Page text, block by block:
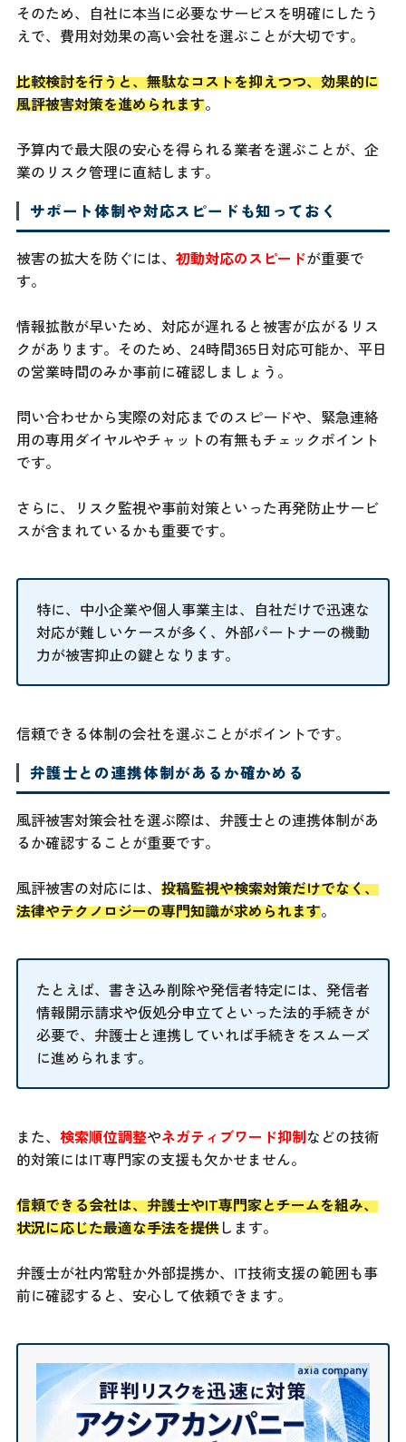
そのため、自社に本当に必要なサービスを明確にしたう
えで、費用対効果の高い会社を選ぶことが大切です。
比較検討を行うと、無駄なコストを抑えつつ、効果的に
風評被害対策を進められます。
予算内で最大限の安心を得られる業者を選ぶことが、企
業のリスク管理に直結します。
サポート体制や対応スピードも知っておく
被害の拡大を防ぐには、 初動対応のスピードが重要で
す。
情報拡散が早いため、対応が遅れると被害が広がるリス
クがあります。そのため、24時間365日対応可能か、平日
の営業時間のみか事前に確認しましょう。
問い合わせから実際の対応までのスピードや、緊急連絡
用の専用ダイヤルやチャットの有無もチェックポイント
です。
さらに、リスク監視や事前対策といった再発防止サービ
スが含まれているかも重要です。
特に、中小企業や個人事業主は、自社だけで迅速な
対応が難しいケースが多く、外部パートナーの機動
力が被害抑止の鍵となります。
信頼できる体制の会社を選ぶことがポイントです。
弁護士との連携体制があるか確かめる
風評被害対策会社を選ぶ際は、弁護士との連携体制があ
るか確認することが重要です。
風評被害の対応には、 投稿監視や検索対策だけでなく、
法律やテクノロジーの専門知識が求められます。
たとえば、書き込み削除や発信者特定には、発信者
情報開示請求や仮処分申立てといった法的手続きが
必要で、弁護士と連携していれば手続きをスムーズ
に進められます。
また、 検索順位調整やネガティブワード抑制などの技術
的対策にはIT専門家の支援も欠かせません。
信頼できる会社は、弁護士やIT専門家とチームを組み、
状況に応じた最適な手法を提供します。
弁護士が社内常駐か外部提携か、IT技術支援の範囲も事
前に確認すると、安心して依頼できます。